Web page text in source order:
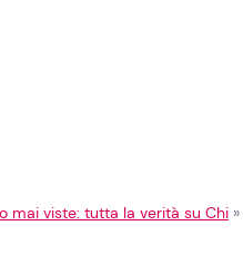
mai viste: tutta la verità su Chi »